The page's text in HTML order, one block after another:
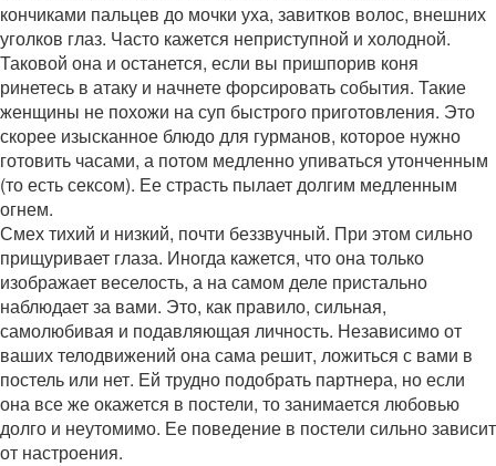
кончиками пальцев до мочки уха, завитков волос, внешних
уголков глаз. Часто кажется неприступной и холодной.
Таковой она и останется, если вы пришпорив коня
ринетесь в атаку и начнете форсировать события. Такие
женщины не похожи на суп быстрого приготовления. Это
скорее изысканное блюдо для гурманов, которое нужно
готовить часами, а потом медленно упиваться утонченным
(то есть сексом). Ее страсть пылает долгим медленным
огнем.
Смех тихий и низкий, почти беззвучный. При этом сильно
прищуривает глаза. Иногда кажется, что она только
изображает веселость, а на самом деле пристально
наблюдает за вами. Это, как правило, сильная,
самолюбивая и подавляющая личность. Независимо от
ваших телодвижений она сама решит, ложиться с вами в
постель или нет. Ей трудно подобрать партнера, но если
она все же окажется в постели, то занимается любовью
долго и неутомимо. Ее поведение в постели сильно зависит
от настроения.